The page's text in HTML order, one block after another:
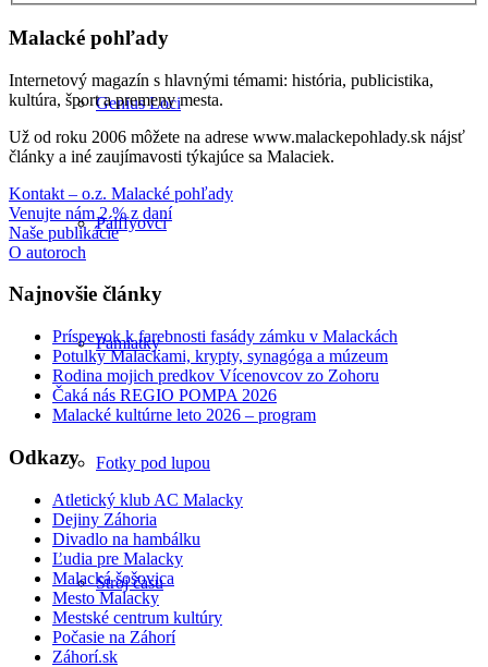
Genius Loci
Pálffyovci
Pamiatky
Fotky pod lupou
Stroj času
Malacké pohľady
Internetový magazín s hlavnými témami: história, publicistika,
kultúra, šport a premeny mesta.
Už od roku 2006 môžete na adrese www.malackepohlady.sk nájsť
články a iné zaujímavosti týkajúce sa Malaciek.
Kontakt – o.z. Malacké pohľady
Venujte nám 2 % z daní
Naše publikácie
O autoroch
Najnovšie články
Príspevok k farebnosti fasády zámku v Malackách
Potulky Malackami, krypty, synagóga a múzeum
Rodina mojich predkov Vícenovcov zo Zohoru
Čaká nás REGIO POMPA 2026
Malacké kultúrne leto 2026 – program
Odkazy
Atletický klub AC Malacky
Dejiny Záhoria
Divadlo na hambálku
Ľudia pre Malacky
Malacká šošovica
Mesto Malacky
Mestské centrum kultúry
Počasie na Záhorí
Záhorí.sk